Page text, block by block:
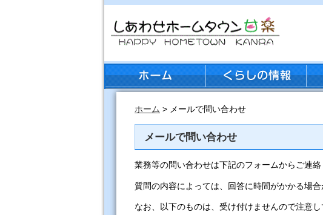
ホーム > メールで問い合わせ
メールで問い合わせ
業務等の問い合わせは下記のフォームからご連絡
質問の内容によっては、回答に時間がかかる場
なお、以下のものは、受け付けませんので注意し